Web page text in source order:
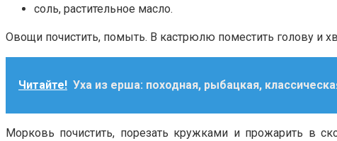
соль, растительное масло.
Овощи почистить, помыть. В кастрюлю поместить голову и
Читайте! Уха из ерша: походная, рыбацкая,
Морковь почистить, порезать кружками и прожарить в